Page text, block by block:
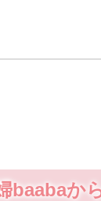
baabaか